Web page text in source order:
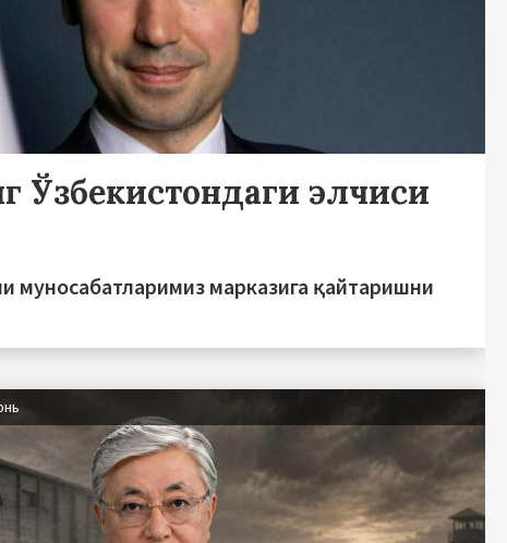
Ўзбекистондаги элчиси
муносабатларимиз марказига қайтаришни